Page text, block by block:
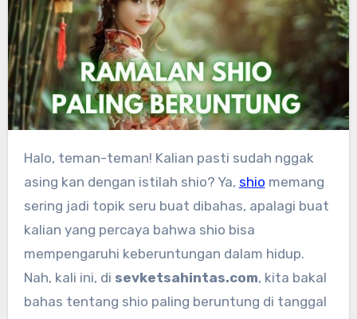
Halo, teman-teman! Kalian pasti sudah nggak
asing kan dengan istilah shio? Ya, shio memang
sering jadi topik seru buat dibahas, apalagi buat
kalian yang percaya bahwa shio bisa
mempengaruhi keberuntungan dalam hidup.
Nah, kali ini, di sevketsahintas.com, kita bakal
bahas tentang shio paling beruntung di tanggal